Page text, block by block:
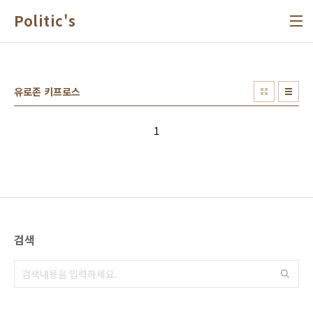
Politic's
유로존 키프로스
1
검색